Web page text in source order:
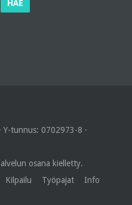
tunnus: 0702973-8 ·
osana kielletty.
Kilpailu Työpajat
Info